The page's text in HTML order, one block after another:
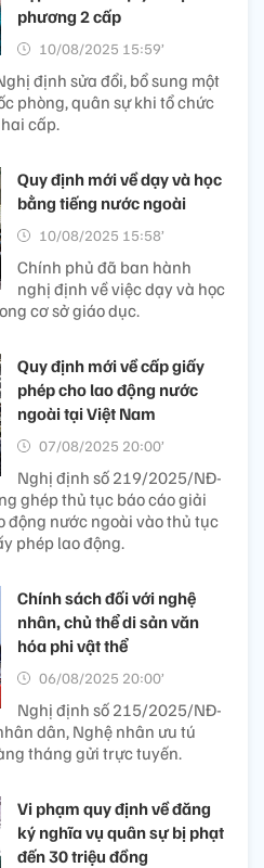
phương 2 cấp
10/08/2025 15:59’
định sửa đổi, bổ sung một
phòng, quân sự khi tổ chức
cấp.
Quy định mới về dạy và học
bằng tiếng nước ngoài
10/08/2025 15:58’
Chính phủ đã ban hành
nghị định về việc dạy và học
cơ sở giáo dục.
Quy định mới về cấp giấy
phép cho lao động nước
ngoài tại Việt Nam
07/08/2025 20:00’
Nghị định số 219/2025/NĐ-
ghép thủ tục báo cáo giải
động nước ngoài vào thủ tục
phép lao động.
Chính sách đối với nghệ
nhân, chủ thể di sản văn
hóa phi vật thể
06/08/2025 20:00’
Nghị định số 215/2025/NĐ-
dân, Nghệ nhân ưu tú
tháng gửi trực tuyến.
Vi phạm quy định về đăng
ký nghĩa vụ quân sự bị phạt
đến 30 triệu đồng